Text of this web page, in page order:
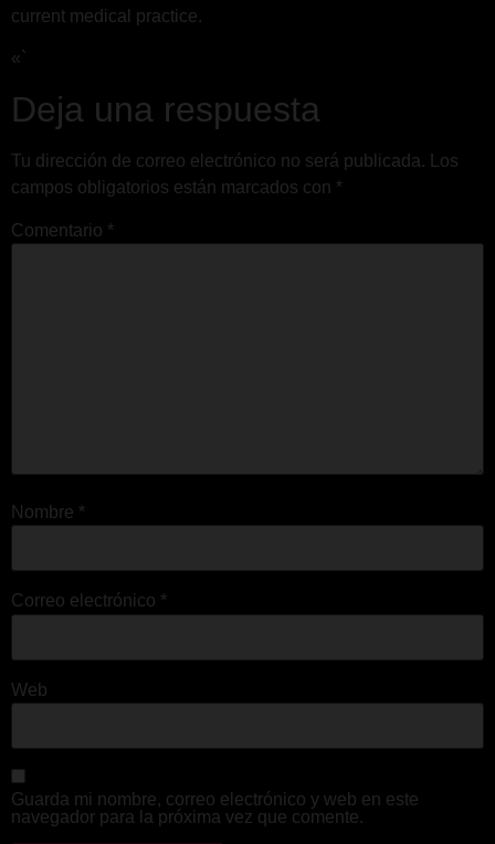
current medical practice.
«`
Deja una respuesta
Tu dirección de correo electrónico no será publicada.
Los
campos obligatorios están marcados con *
Comentario *
Nombre *
Correo electrónico *
Web
Guarda mi nombre, correo electrónico y web en este
navegador para la próxima vez que comente.